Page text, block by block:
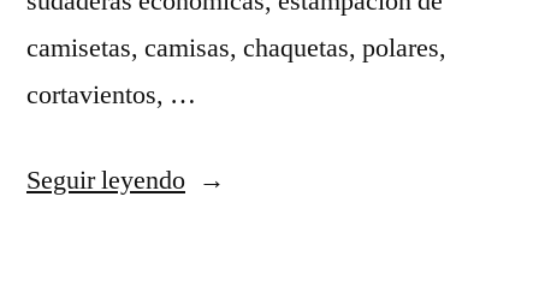
camisetas, camisas, chaquetas, polares,
cortavientos, …
Seguir leyendo«comprar